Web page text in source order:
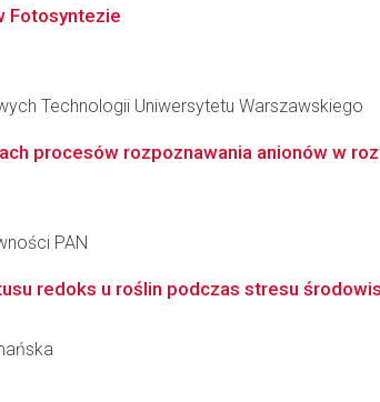
Fotosyntezie
Technologii Uniwersytetu Warszawskiego
procesów rozpoznawania anionów w
PAN
redoks u roślin podczas stresu